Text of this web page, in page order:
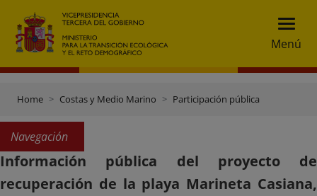
Menú
Home Costas y Medio Marino Participación pública
Navegación
Información pública del proyecto de
recuperación de la playa Marineta Casiana,